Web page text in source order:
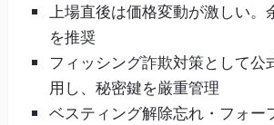
上場直後は価格変動が激しい。
を推奨
フィッシング詐欺対策として公
用し、秘密鍵を厳重管理
ベスティング解除忘れ・フォー